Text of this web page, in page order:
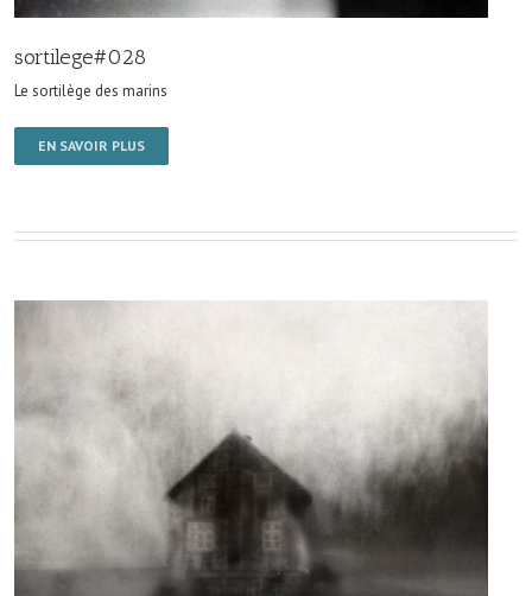
sortilege#028
Le sortilège des marins
EN SAVOIR PLUS